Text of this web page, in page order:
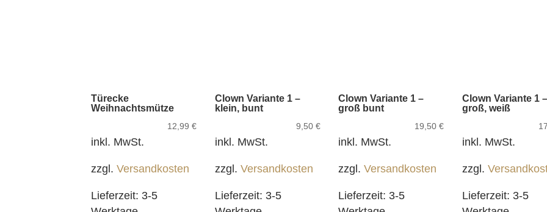
Türecke
Weihnachtsmütze
12,99€
inkl. MwSt.
zzgl.Versandkosten
Lieferzeit: 3-5
Clown Variante 1 –
klein, bunt
9,50 €
inkl. MwSt.
zzgl. Versandkosten
Lieferzeit: 3-5
Clown Variante 1 –
groß bunt
19,50€
inkl. MwSt.
zzgl.Versandkosten
Lieferzeit: 3-5
Clown Variante 1 –
groß, weiß
inkl. MwSt.
zzgl.
Lieferzeit: 3-5